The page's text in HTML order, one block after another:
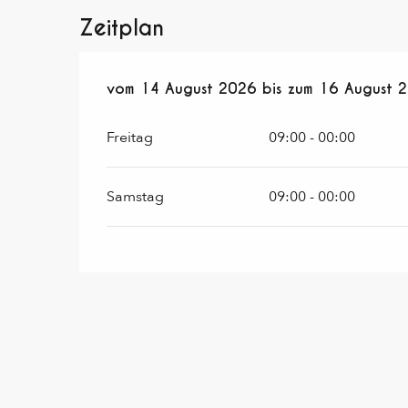
Zeitplan
vom 14 August 2026 bis zum 16 August
vom 14 August 2026 bis zum 16 August
Freitag 09:00 - 00:00
Samstag 09:00 - 00:00